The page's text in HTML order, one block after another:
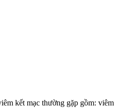
kết mạc thường gặp gồm: viêm